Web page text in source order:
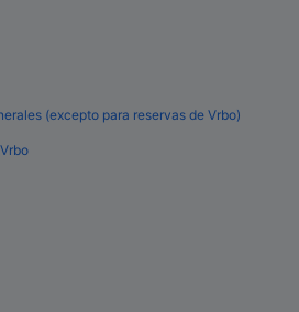
(excepto para reservas de Vrbo)